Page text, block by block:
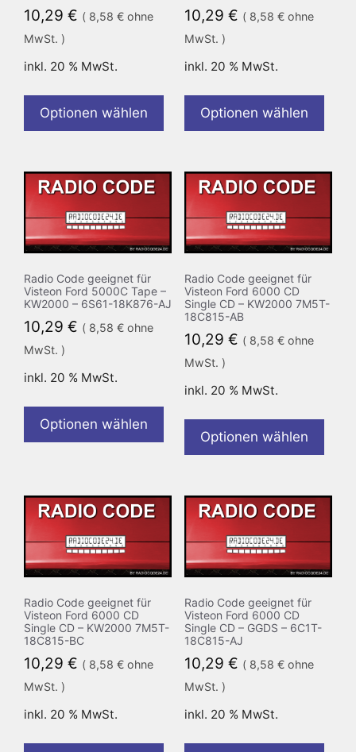
10,29 € ( 8,58 € ohne
MwSt. )
inkl. 20 % MwSt.
Optionen wählen
10,29 € ( 8,58 €ohne
MwSt. )
inkl. 20 % MwSt.
Optionen wählen
Radio Code geeignet für
Visteon Ford 5000C Tape –
KW2000 – 6S61-18K876-AJ
10,29 € ( 8,58 € ohne
MwSt. )
inkl. 20 % MwSt.
Optionen wählen
Radio Code geeignet für
Visteon Ford 6000 CD
Single CD – KW2000 7M5T-
18C815-AB
10,29 € ( 8,58 €ohne
MwSt. )
inkl. 20 % MwSt.
Optionen wählen
Radio Code geeignet für
Visteon Ford 6000 CD
Single CD – KW2000 7M5T-
18C815-BC
10,29 € ( 8,58 € ohne
MwSt. )
inkl. 20 % MwSt.
Radio Code geeignet für
Visteon Ford 6000 CD
Single CD – GGDS – 6C1T-
18C815-AJ
10,29 € ( 8,58 €ohne
MwSt. )
inkl. 20 % MwSt.